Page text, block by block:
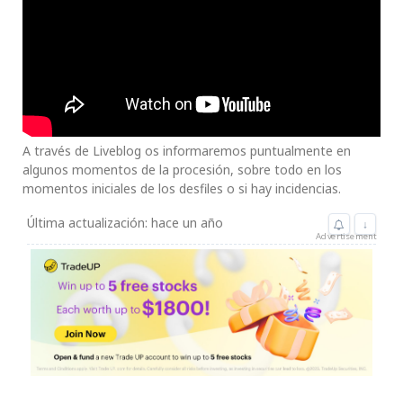
A través de Liveblog os informaremos puntualmente en
algunos momentos de la procesión, sobre todo en los
momentos iniciales de los desfiles o si hay incidencias.
Última actualización: hace un año
↓
Advertisement